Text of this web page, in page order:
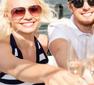
Previous